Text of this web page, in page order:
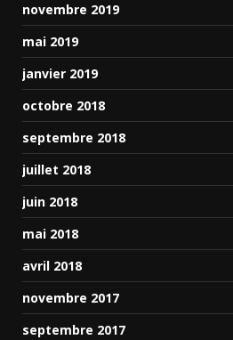
novembre 2019
mai 2019
janvier 2019
octobre 2018
septembre 2018
juillet 2018
juin 2018
mai 2018
avril 2018
novembre 2017
septembre 2017